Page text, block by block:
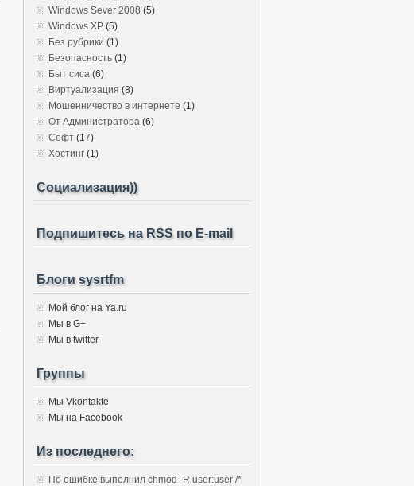
Windows Sever 2008 (5)
Windows XP (5)
Без рубрики (1)
Безопасность (1)
Быт сиса (6)
Виртуализация (8)
Мошенничество в интернете (1)
От Администратора (6)
Софт (17)
Хостинг (1)
Социализация))
Подпишитесь на RSS по E-mail
Блоги sysrtfm
Мой блог на Ya.ru
Мы в G+
Мы в twitter
Группы
Мы Vkontakte
Мы на Facebook
Из последнего:
По ошибке выполнил chmod -R user:user /*